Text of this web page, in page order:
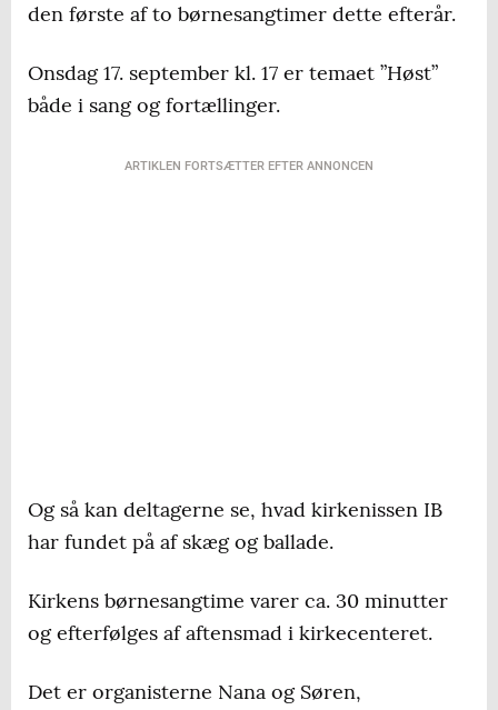
den første af to børnesangtimer dette efterår.
Onsdag 17. september kl. 17 er temaet ”Høst”
både i sang og fortællinger.
ARTIKLEN FORTSÆTTER EFTER ANNONCEN
Og så kan deltagerne se, hvad kirkenissen IB
har fundet på af skæg og ballade.
Kirkens børnesangtime varer ca. 30 minutter
og efterfølges af aftensmad i kirkecenteret.
Det er organisterne Nana og Søren,